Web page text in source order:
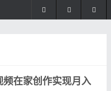
在家创作实现月入